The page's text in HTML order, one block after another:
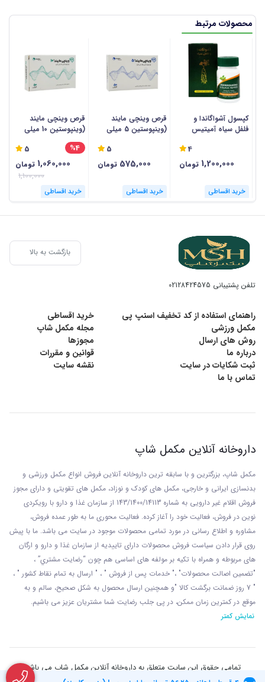
محصولات مرتبط
کپسول آشواگاندا و
فلفل سیاه آمیتیس
4
1,200,000 تومان
خرید اقساطی
قرص وینچی مایند
(وینپوستین 5 میلی
5
575,000 تومان
خرید اقساطی
قرص وینچی مایند
(وینپوستین 10 میلی
عددی
5 %4
1,060,000 تومان
1,100,000
خرید اقساطی
بازگشت به بالا
تلفن پشتیبانی 02128424575
راهنمای استفاده از کد تخفیف اسنپ پی
خرید اقساطی
مکمل ورزشی
مجله مکمل شاپ
روش های ارسال
مجوزها
درباره ما
قوانین و مقررات
ثبت شکایات در سایت
نقشه سایت
تماس با ما
داروخانه آنلاین مکمل شاپ
مکمل شاپ، بزرگترین و با سابقه ترین داروخانه آنلاین فروش انواع مکمل ورزشی و
بدنسازی ایرانی و خارجی، مکمل های کودک و نوزاد، مکمل های تقویتی و دارای مجوز
فروش اقلام غیر دارویی به شماره 143/1400/14113 از
سازمان غذا و دارو با رويکردی
نوين در فروش، فعاليت خود را آغاز کرده. فعاليت محوری ما به طور عمده فروش،
مشاوره و اطلاع رسانی در مورد تمامی محصولات موجود در سایت می باشد. ما با پيش
روی قرار دادن سياست فروش محصولات دارای تاييديه از سازمان غذا و دارو و ارگان
های مربوطه و همراه با تکيه بر مولفه های اساسی هم چون “رضايت مشتري” ،
"تضمين اصالت محصولات" ،" خدمات پس از فروش " ، " ارسال به تمام نقاط کشور " ،
" 7 روز ضمانت برگشت کالا "و همچنين ارسال محصول به شکل صحيح، سالم و به
موقع در کمترين زمان ممکن، در پی جلب رضايت شما مشتريان عزیز می باشيم.
نمایش کمتر
تمامی حقوق این سایت متعلق به داروخانه آنلاین مکمل شاپ می باشد